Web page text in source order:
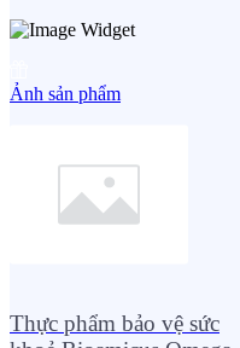
Ảnh sản phẩm
Thực phẩm bảo vệ sức